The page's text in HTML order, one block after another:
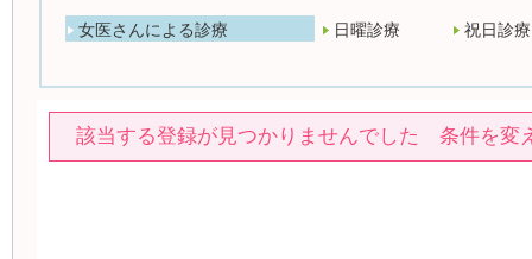
女医さんによる診療 日曜診療 祝日診療
該当する登録が見つかりませんでした 条件を